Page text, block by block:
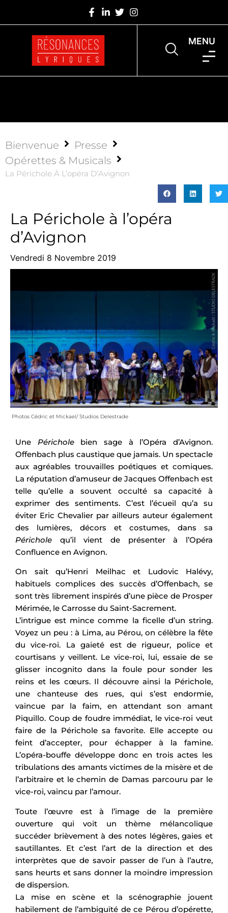
MENU
Bienvenue
Presse
Opérettes & Musicals
La Périchole À L’opéra D’Avignon
La Périchole à l’opéra
d’Avignon
Vendredi 8 Novembre 2019
Photos Cédric et Mickael/ Studios Delestrade
Une Péricholebien sage à l’Opéra d’Avignon.
Offenbach plus caustique que jamais. Un spectacle
aux agréables trouvailles poétiques et comiques.
La réputation d’amuseur de Jacques Offenbach est
telle qu’elle a souvent occulté sa capacité à
exprimer des sentiments. C’est l’écueil qu’a su
éviter Eric Chevalier par ailleurs auteur également
des lumières, décors et costumes, dans sa
Périchole qu’il vient de présenter à l’Opéra
Confluence en Avignon.
On sait qu’Henri Meilhac et Ludovic Halévy,
habituels complices des succès d’Offenbach, se
sont très librement inspirés d’une pièce de Prosper
Mérimée, le Carrosse du Saint-Sacrement.
L’intrigue est mince comme la ficelle d’un string.
Voyez un peu : à Lima, au Pérou, on célèbre la fête
du vice-roi. La gaieté est de rigueur, police et
courtisans y veillent. Le vice-roi, lui, essaie de se
glisser incognito dans la foule pour sonder les
reins et les cœurs. Il découvre ainsi la Périchole,
une chanteuse des rues, qui s’est endormie,
vaincue par la faim, en attendant son amant
Piquillo. Coup de foudre immédiat, le vice-roi veut
faire de la Périchole sa favorite. Elle accepte ou
feint d’accepter, pour échapper à la famine.
L’opéra-bouffe développe donc en trois actes les
tribulations des amants victimes de la misère et de
l’arbitraire et le chemin de Damas parcouru par le
vice-roi, vaincu par l’amour.
Toute l’œuvre est à l’image de la première
ouverture qui voit un thème mélancolique
succéder brièvement à des notes légères, gaies et
sautillantes. Et c’est l’art de la direction et des
interprètes que de savoir passer de l’un à l’autre,
sans heurts et sans donner la moindre impression
de dispersion.
La mise en scène et la scénographie jouent
habilement de l’ambiguïté de ce Pérou d’opérette,